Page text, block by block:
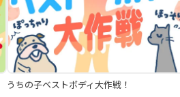
うちの子ベストボディ大作戦！